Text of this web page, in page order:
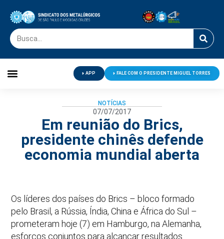
APP FALE COM O PRESIDENTE MIGUEL TORRES
NOTÍCIAS
07/07/2017
Em reunião do Brics,
presidente chinês defende
economia mundial aberta
Os líderes dos países do Brics – bloco formado
pelo Brasil, a Rússia, Índia, China e África do Sul –
prometeram hoje (7) em Hamburgo, na Alemanha,
esforços conjuntos para alcançar resultados